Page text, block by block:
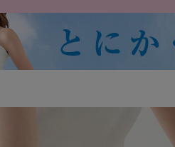
特盛ブラ チューブトップ 折り畳み
ア アームカバー